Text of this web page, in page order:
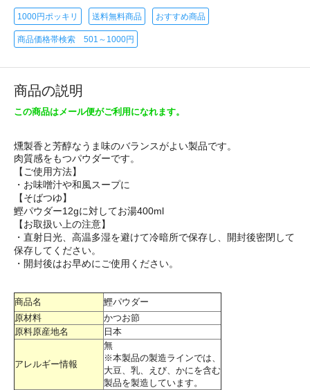
1000円ポッキリ 送料無料商品 おすすめ商品
商品価格帯検索 501～1000円
商品の説明
この商品はメール便がご利用になれます。
燻製香と芳醇なうま味のバランスがよい製品です。
肉質感をもつパウダーです。
【ご使用方法】
・お味噌汁や和風スープに
【そばつゆ】
鰹パウダー12gに対してお湯400ml
【お取扱い上の注意】
・直射日光、高温多湿を避けて冷暗所で保存し、開封後密閉して
保存してください。
・開封後はお早めにご使用ください。
商品名
鰹パウダー
原材料
かつお節
原料原産地名
日本
アレルギー情報
無
※本製品の製造ラインでは、
大豆、乳、えび、かにを含む
製品を製造しています。